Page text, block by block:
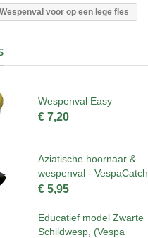
Wespenval voor op een lege fles
Wespenval Easy
€ 7,20
Aziatische hoornaar &
wespenval - VespaCatch
€ 5,95
Educatief model Zwarte
Schildwesp, (Vespa